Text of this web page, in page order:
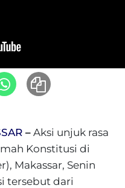
– Aksi unjuk rasa
Konstitusi di
Makassar, Senin
tersebut dari